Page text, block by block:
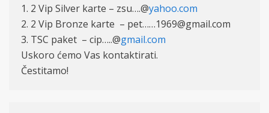
1. 2 Vip Silver karte – zsu….@yahoo.com
2. 2 Vip Bronze karte – pet……1969@gmail.com
3. TSC paket – cip…..@gmail.com
Uskoro ćemo Vas kontaktirati.
Čestitamo!